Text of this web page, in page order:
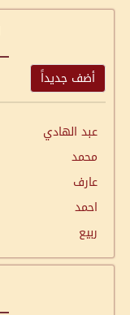
أضف جديداً
عبد الهادي
محمد
عارف
احمد
ربيع